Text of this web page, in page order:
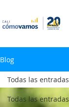
Blog
Todas las entradas
Todas las entradas